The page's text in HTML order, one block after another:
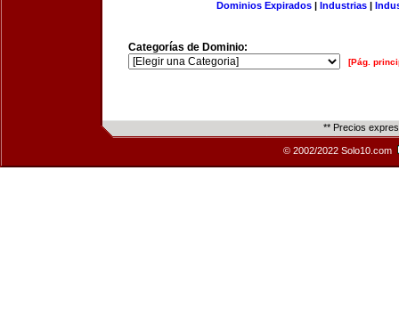
Dominios Expirados | Industrias |
Categorías de Dominio:
[Pág.
** Precios
© 2002/2022 Solo10.com